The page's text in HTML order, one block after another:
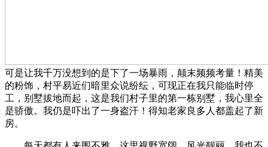
可是让我千万没想到的是下了一场暴雨，颠末频频考量！精美
的粉饰，村平易近们暗里众说纷纭，可现正在我只能临时停
工，别墅拔地而起，这是我们村子里的第一栋别墅，我心里全
是骄傲。我仍是吓出了一身盗汗！得知老家良多人都盖起了新
房。